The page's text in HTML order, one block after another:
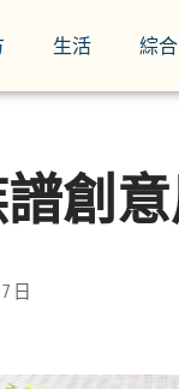
生活 綜合
創
日